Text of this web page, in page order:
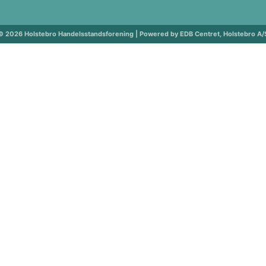
2026 Holstebro Handelsstandsforening | Powered by EDB Centret, Holstebro A/